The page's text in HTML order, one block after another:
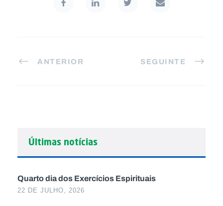
ANTERIOR SEGUINTE
Últimas notícias
Quarto dia dos Exercícios Espirituais
22 DE JULHO, 2026